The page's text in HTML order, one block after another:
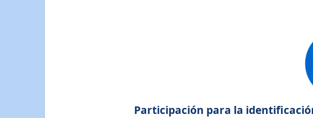
Participación para la